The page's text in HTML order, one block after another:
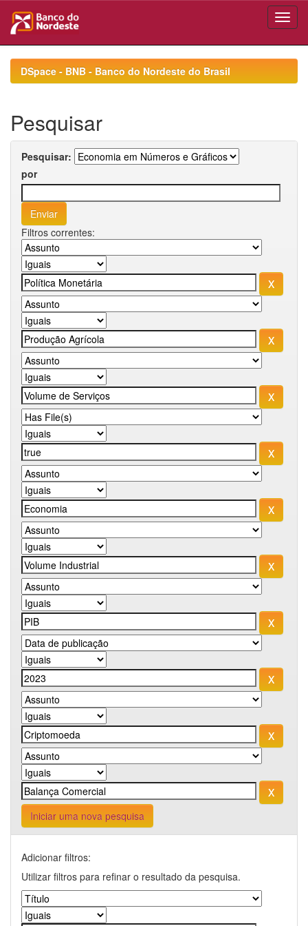
navigationDSpace - BNB - Banco do Nordeste do Brasil
Pesquisar
Pesquisar:
por
Filtros correntes:
Iniciar uma nova pesquisa
Adicionar filtros:
Utilizar filtros para refinar o resultado da pesquisa.